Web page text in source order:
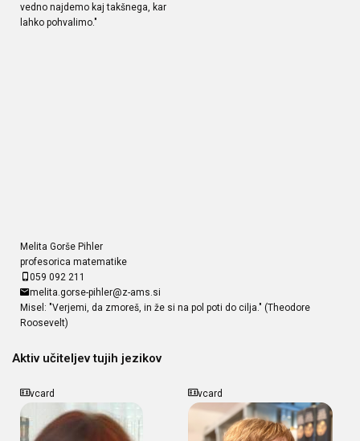
vedno najdemo kaj takšnega, kar
lahko pohvalimo."
Melita Gorše Pihler
profesorica matematike
059 092 211
melita.gorse-pihler@z-ams.si
Misel: "Verjemi, da zmoreš, in že si na pol poti do cilja." (Theodore
Roosevelt)
Aktiv učiteljev tujih jezikov
vcard vcard